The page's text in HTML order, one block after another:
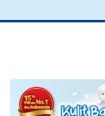
o